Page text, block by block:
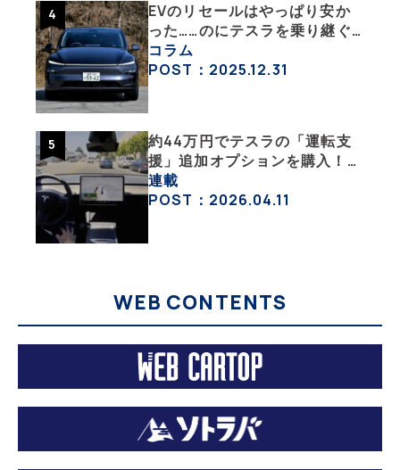
EVのリセールはやっぱり安か
った……のにテスラを乗り継ぐ
ってどういうこと？ 【テスラ
沼にはまった大学教授のEV生
コラム
POST：2025.12.31
約44万円でテスラの「運転支
援」追加オプションを購入！
果たして価格以上の効果はあっ
たのか？【テスラ沼にはまった
連載
POST：2026.04.11
WEB CONTENTS